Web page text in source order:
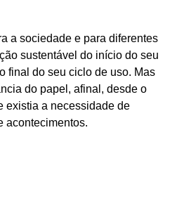
a sociedade e para diferentes
sustentável do início do seu
final do seu ciclo de uso. Mas
do papel, afinal, desde o
existia a necessidade de
acontecimentos.